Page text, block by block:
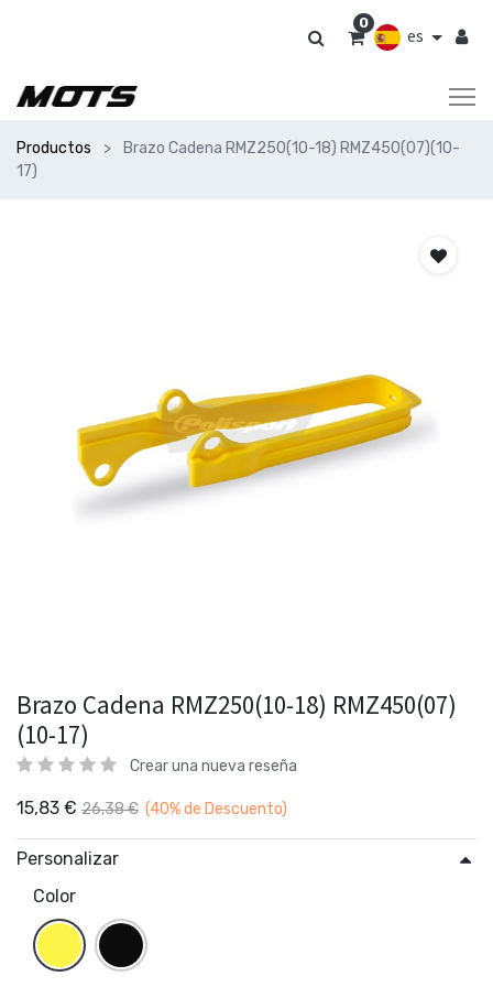
es
0
Productos
Brazo Cadena RMZ250(10-18) RMZ450(07)(10-
17)
Brazo Cadena RMZ250(10-18) RMZ450(07)
(10-17)
Crear una nueva reseña
15,83 € 26,38€ (40%de Descuento)
Personalizar
Color